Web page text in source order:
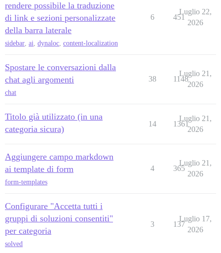
rendere possibile la traduzione
di link e sezioni personalizzate
della barra laterale
sidebar, ai, dynaloc, content-localization
6 451
Luglio 22,
2026
Spostare le conversazioni dalla
chat agli argomenti
chat
38 1148
Luglio 21,
2026
Titolo già utilizzato (in una
categoria sicura)
14 1361
Luglio 21,
2026
Aggiungere campo markdown
ai template di form
form-templates
4 365
Luglio 21,
2026
Configurare "Accetta tutti i
gruppi di soluzioni consentiti"
per categoria
solved
3 137
Luglio 17,
2026